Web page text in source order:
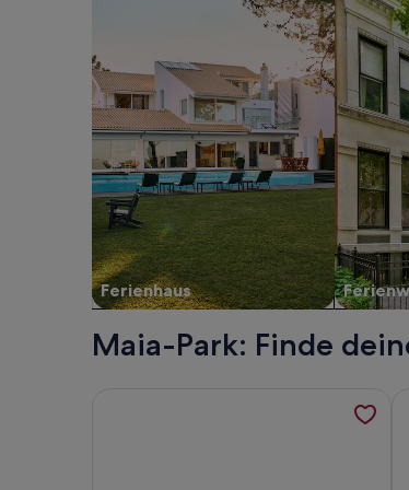
Ferienhaus
Maia-Park: Finde